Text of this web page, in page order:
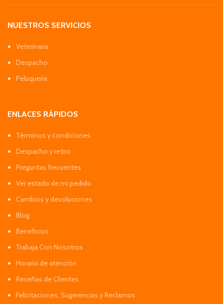
NUESTROS SERVICIOS
Veterinaria
Despacho
Peluquería
ENLACES RÁPIDOS
Términos y condiciones
Despacho y retiro
Preguntas frecuentes
Ver estado de mi pedido
Cambios y devoluciones
Blog
Beneficios
Trabaja Con Nosotros
Horario de atención
Reseñas de Clientes
Felicitaciones, Sugerencias y Reclamos